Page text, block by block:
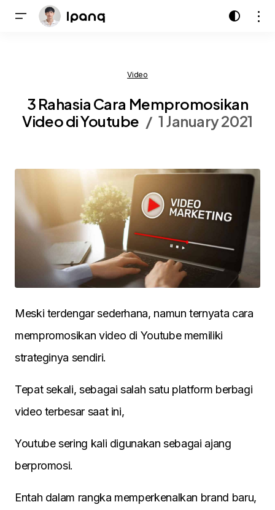
Video
3 Rahasia Cara Mempromosikan
Video di Youtube
1 January 2021
Meski terdengar sederhana, namun ternyata cara
mempromosikan video di Youtube memiliki
strateginya sendiri.
Tepat sekali, sebagai salah satu platform berbagi
video terbesar saat ini,
Youtube sering kali digunakan sebagai ajang
berpromosi.
Entah dalam rangka memperkenalkan brand baru,